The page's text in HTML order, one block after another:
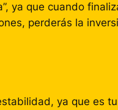
ya que cuando
perderás la
ya que es